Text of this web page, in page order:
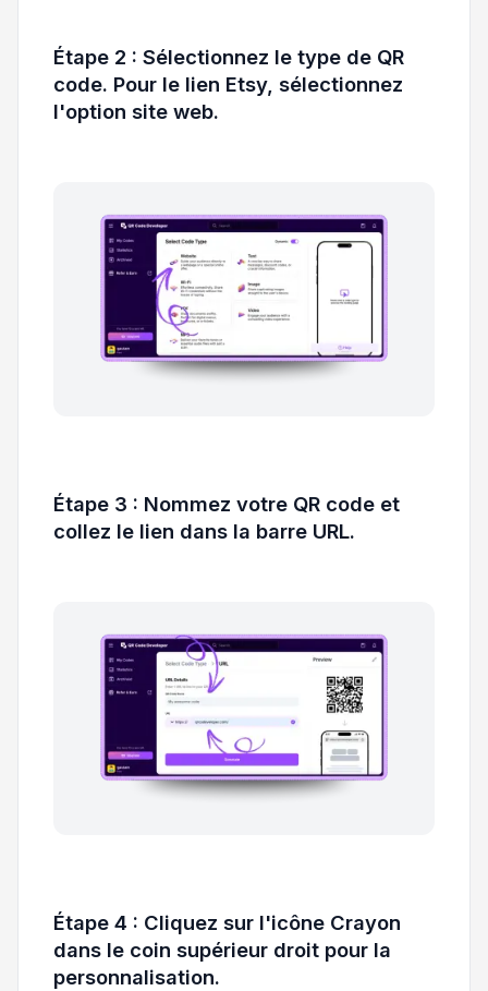
Étape 2 : Sélectionnez le type de QR
code. Pour le lien Etsy, sélectionnez
l'option site web.
Étape 3 : Nommez votre QR code et
collez le lien dans la barre URL.
Étape 4 : Cliquez sur l'icône Crayon
dans le coin supérieur droit pour la
personnalisation.